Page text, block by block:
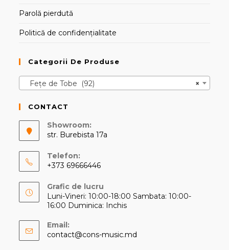
Parolă pierdută
Politică de confidențialitate
Categorii De Produse
×
Fețe de Tobe (92)
CONTACT
Showroom:
str. Burebista 17a
Telefon:
+373 69666446
in
your
Grafic de lucru
Luni-Vineri: 10:00-18:00 Sambata: 10:00-
16:00 Duminica: Inchis
Email:
contact@cons-music.md